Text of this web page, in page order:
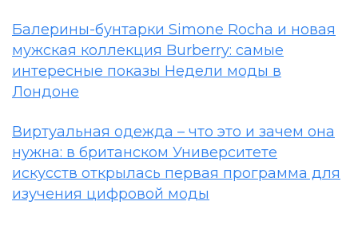
Балерины-бунтарки Simone Rocha и новая
мужская коллекция Burberry: самые
интересные показы Недели моды в
Лондоне
Виртуальная одежда – что это и зачем она
нужна: в британском Университете
искусств открылась первая программа для
изучения цифровой моды